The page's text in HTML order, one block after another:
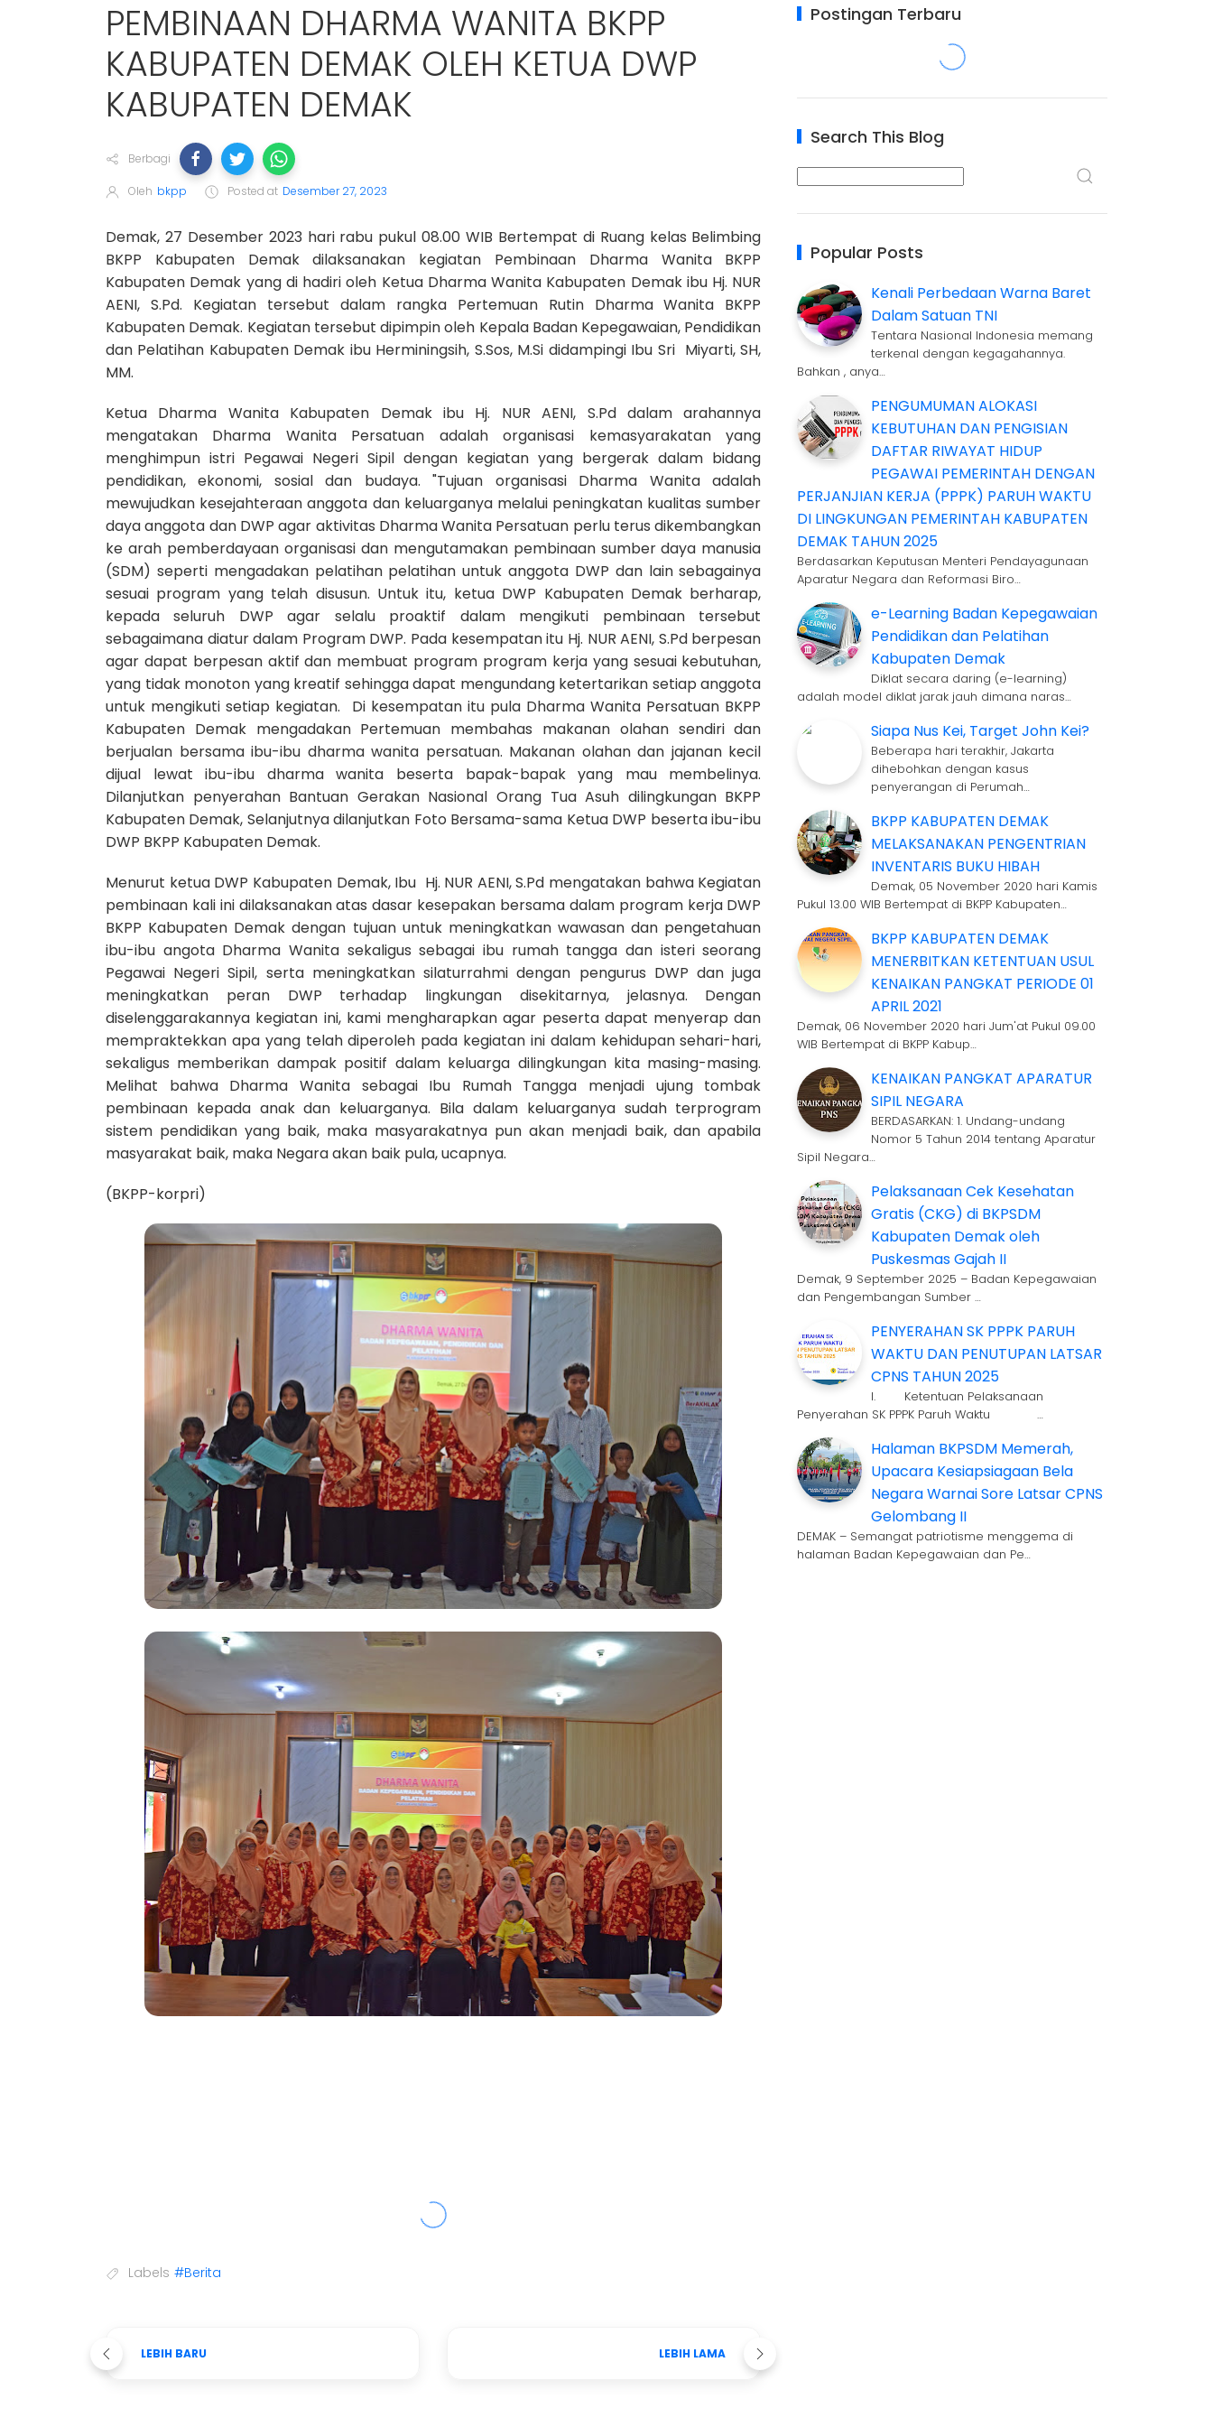
PEMBINAAN DHARMA WANITA BKPP
KABUPATEN DEMAK OLEH KETUA DWP
KABUPATEN DEMAK
Berbagi
Oleh bkpp Posted at Desember 27, 2023
Demak, 27 Desember 2023 hari rabu pukul 08.00 WIB Bertempat di Ruang kelas Belimbing
BKPP Kabupaten Demak dilaksanakan kegiatan Pembinaan Dharma Wanita BKPP
Kabupaten Demak yang di hadiri oleh Ketua Dharma Wanita Kabupaten Demak ibu Hj. NUR
AENI, S.Pd. Kegiatan tersebut dalam rangka Pertemuan Rutin Dharma Wanita BKPP
Kabupaten Demak. Kegiatan tersebut dipimpin oleh Kepala Badan Kepegawaian, Pendidikan
dan Pelatihan Kabupaten Demak ibu Herminingsih, S.Sos, M.Si didampingi Ibu Sri Miyarti, SH,
MM.
Ketua Dharma Wanita Kabupaten Demak ibu Hj. NUR AENI, S.Pd dalam arahannya
mengatakan Dharma Wanita Persatuan adalah organisasi kemasyarakatan yang
menghimpun istri Pegawai Negeri Sipil dengan kegiatan yang bergerak dalam bidang
pendidikan, ekonomi, sosial dan budaya. "Tujuan organisasi Dharma Wanita adalah
mewujudkan kesejahteraan anggota dan keluarganya melalui peningkatan kualitas sumber
daya anggota dan DWP agar aktivitas Dharma Wanita Persatuan perlu terus dikembangkan
ke arah pemberdayaan organisasi dan mengutamakan pembinaan sumber daya manusia
(SDM) seperti mengadakan pelatihan pelatihan untuk anggota DWP dan lain sebagainya
sesuai program yang telah disusun. Untuk itu, ketua DWP Kabupaten Demak berharap,
kepada seluruh DWP agar selalu proaktif dalam mengikuti pembinaan tersebut
sebagaimana diatur dalam Program DWP. Pada kesempatan itu Hj. NUR AENI, S.Pd berpesan
agar dapat berpesan aktif dan membuat program program kerja yang sesuai kebutuhan,
yang tidak monoton yang kreatif sehingga dapat mengundang ketertarikan setiap anggota
untuk mengikuti setiap kegiatan. Di kesempatan itu pula Dharma Wanita Persatuan BKPP
Kabupaten Demak mengadakan Pertemuan membahas makanan olahan sendiri dan
berjualan bersama ibu-ibu dharma wanita persatuan. Makanan olahan dan jajanan kecil
dijual lewat ibu-ibu dharma wanita beserta bapak-bapak yang mau membelinya.
Dilanjutkan penyerahan Bantuan Gerakan Nasional Orang Tua Asuh dilingkungan BKPP
Kabupaten Demak, Selanjutnya dilanjutkan Foto Bersama-sama Ketua DWP beserta ibu-ibu
DWP BKPP Kabupaten Demak.
Menurut ketua DWP Kabupaten Demak, Ibu Hj. NUR AENI, S.Pd mengatakan bahwa Kegiatan
pembinaan kali ini dilaksanakan atas dasar kesepakan bersama dalam program kerja DWP
BKPP Kabupaten Demak dengan tujuan untuk meningkatkan wawasan dan pengetahuan
ibu-ibu angota Dharma Wanita sekaligus sebagai ibu rumah tangga dan isteri seorang
Pegawai Negeri Sipil, serta meningkatkan silaturrahmi dengan pengurus DWP dan juga
meningkatkan peran DWP terhadap lingkungan disekitarnya, jelasnya. Dengan
diselenggarakannya kegiatan ini, kami mengharapkan agar peserta dapat menyerap dan
mempraktekkan apa yang telah diperoleh pada kegiatan ini dalam kehidupan sehari-hari,
sekaligus memberikan dampak positif dalam keluarga dilingkungan kita masing-masing.
Melihat bahwa Dharma Wanita sebagai Ibu Rumah Tangga menjadi ujung tombak
pembinaan kepada anak dan keluarganya. Bila dalam keluarganya sudah terprogram
sistem pendidikan yang baik, maka masyarakatnya pun akan menjadi baik, dan apabila
masyarakat baik, maka Negara akan baik pula, ucapnya.
(BKPP-korpri)
Labels #Berita
LEBIH BARU LEBIH LAMA
Postingan Terbaru
Search This Blog
Popular Posts
Kenali Perbedaan Warna Baret
Dalam Satuan TNI
Tentara Nasional Indonesia memang
terkenal dengan kegagahannya.
Bahkan , anya…
PENGUMUMAN ALOKASI
KEBUTUHAN DAN PENGISIAN
DAFTAR RIWAYAT HIDUP
PEGAWAI PEMERINTAH DENGAN
PERJANJIAN KERJA (PPPK) PARUH WAKTU
DI LINGKUNGAN PEMERINTAH KABUPATEN
DEMAK TAHUN 2025
Berdasarkan Keputusan Menteri Pendayagunaan
Aparatur Negara dan Reformasi Biro…
e-Learning Badan Kepegawaian
Pendidikan dan Pelatihan
Kabupaten Demak
Diklat secara daring (e-learning)
adalah model diklat jarak jauh dimana naras…
Siapa Nus Kei, Target John Kei?
Beberapa hari terakhir, Jakarta
dihebohkan dengan kasus
penyerangan di Perumah…
BKPP KABUPATEN DEMAK
MELAKSANAKAN PENGENTRIAN
INVENTARIS BUKU HIBAH
Demak, 05 November 2020 hari Kamis
Pukul 13.00 WIB Bertempat di BKPP Kabupaten…
BKPP KABUPATEN DEMAK
MENERBITKAN KETENTUAN USUL
KENAIKAN PANGKAT PERIODE 01
APRIL 2021
Demak, 06 November 2020 hari Jum'at Pukul 09.00
WIB Bertempat di BKPP Kabup…
KENAIKAN PANGKAT APARATUR
SIPIL NEGARA
BERDASARKAN: 1. Undang-undang
Nomor 5 Tahun 2014 tentang Aparatur
Sipil Negara…
Pelaksanaan Cek Kesehatan
Gratis (CKG) di BKPSDM
Kabupaten Demak oleh
Puskesmas Gajah II
Demak, 9 September 2025 – Badan Kepegawaian
dan Pengembangan Sumber …
PENYERAHAN SK PPPK PARUH
WAKTU DAN PENUTUPAN LATSAR
CPNS TAHUN 2025
I. Ketentuan Pelaksanaan
Penyerahan SK PPPK Paruh Waktu …
Halaman BKPSDM Memerah,
Upacara Kesiapsiagaan Bela
Negara Warnai Sore Latsar CPNS
Gelombang II
DEMAK – Semangat patriotisme menggema di
halaman Badan Kepegawaian dan Pe…